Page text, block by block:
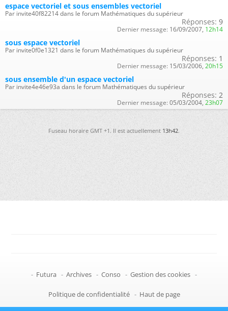
espace vectoriel et sous ensembles vectoriel
Par invite40f82214 dans le forum Mathématiques du supérieur
Réponses: 9
Dernier message: 16/09/2007, 12h14
sous espace vectoriel
Par invite0f0e1321 dans le forum Mathématiques du supérieur
Réponses: 1
Dernier message: 15/03/2006, 20h15
sous ensemble d'un espace vectoriel
Par invite4e46e93a dans le forum Mathématiques du supérieur
Réponses: 2
Dernier message: 05/03/2004, 23h07
Fuseau horaire GMT +1. Il est actuellement13h42.
- Futura - Archives - Conso - Gestion des cookies -
Politique de confidentialité - Haut de page